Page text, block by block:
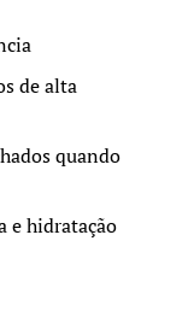
de alta
quando
e hidratação